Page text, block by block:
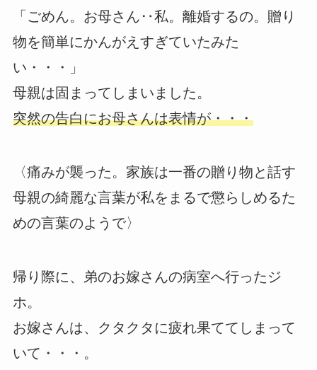
「ごめん。お母さん‥私。離婚するの。贈り
物を簡単にかんがえすぎていたみた
い・・・」
母親は固まってしまいました。
突然の告白にお母さんは表情が・・・
〈痛みが襲った。家族は一番の贈り物と話す
母親の綺麗な言葉が私をまるで懲らしめるた
めの言葉のようで〉
帰り際に、弟のお嫁さんの病室へ行ったジ
ホ。
お嫁さんは、クタクタに疲れ果ててしまって
いて・・・。